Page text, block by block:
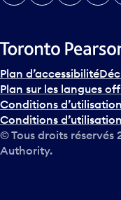
Plan d’accessibilité
Plan sur les langues
Conditions
Conditions d’utilisation
© Tous droits réservés
Authority.